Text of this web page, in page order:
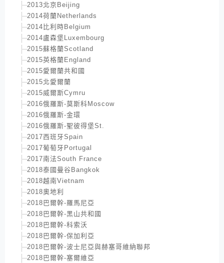
2013北京Beijing
2014荷蘭Netherlands
2014比利時Belgium
2014盧森堡Luxembourg
2015蘇格蘭Scotland
2015英格蘭England
2015愛爾蘭共和國
2015北愛爾蘭
2015威爾斯Cymru
2016俄羅斯-莫斯科Moscow
2016俄羅斯-金環
2016俄羅斯-聖彼得堡St.
2017西班牙Spain
2017葡萄牙Portugal
2017南法South France
2018泰國曼谷Bangkok
2018越南Vietnam
2018奧地利
2018巴爾幹-羅馬尼亞
2018巴爾幹-黑山共和國
2018巴爾幹-科索沃
2018巴爾幹-保加利亞
2018巴爾幹-波士尼亞與赫塞哥維納聯邦
2018巴爾幹-塞爾維亞